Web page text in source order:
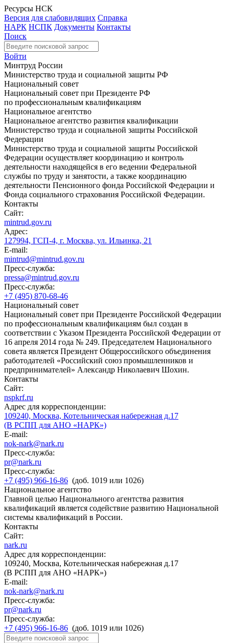
Ресурсы НСК
Версия для слабовидящих Справка
НАРК НСПК Документы Контакты
Поиск
Войти
Минтруд России
Министерство труда и социальной защиты РФ
Национальный совет
Национальный совет при Президенте РФ
по профессиональным квалификациям
Национальное агентство
Национальное агентство развития квалификации
Министерство труда и социальной защиты Российской
Федерации
Министерство труда и социальной защиты Российской
Федерации осуществляет координацию и контроль
деятельности находящейся в его ведении Федеральной
службы по труду и занятости, а также координацию
деятельности Пенсионного фонда Российской Федерации и
Фонда социального страхования Российской Федерации.
Контакты
Сайт:
mintrud.gov.ru
Адрес:
127994, ГСП-4, г. Москва, ул. Ильинка, 21
E-mail:
mintrud@mintrud.gov.ru
Пресс-служба:
pressa@mintrud.gov.ru
Пресс-служба:
+7 (495) 870-68-46
Национальный совет
Национальный совет при Президенте Российской Федерации
по профессиональным квалификациям был создан в
соответствии с Указом Президента Российской Федерации от
16 апреля 2014 года № 249. Председателем Национального
совета является Президент Общероссийского объединения
работодателей «Российский союз промышленников и
предпринимателей» Александр Николаевич Шохин.
Контакты
Сайт:
nspkrf.ru
Адрес для корреспонденции:
109240, Москва, Котельническая набережная д.17
(В РСПП для АНО «НАРК»)
E-mail:
nok-nark@nark.ru
Пресс-служба:
pr@nark.ru
Пресс-служба:
+7 (495) 966-16-86 (доб. 1019 или 1026)
Национальное агентство
Главной целью Национального агентства развития
квалификаций является содействие развитию Национальной
системы квалификаций в России.
Контакты
Сайт:
nark.ru
Адрес для корреспонденции:
109240, Москва, Котельническая набережная д.17
(В РСПП для АНО «НАРК»)
E-mail:
nok-nark@nark.ru
Пресс-служба:
pr@nark.ru
Пресс-служба:
+7 (495) 966-16-86 (доб. 1019 или 1026)